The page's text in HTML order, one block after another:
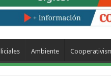
Ambiente